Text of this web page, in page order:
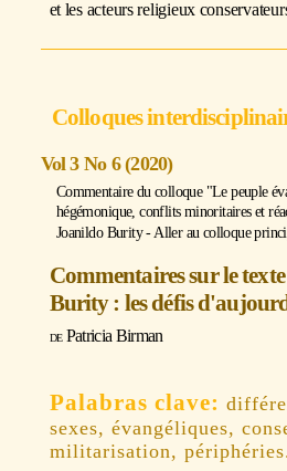
et les acteurs religieux
Colloques
Vol 3 No 6 (2020)
Commentaire du colloque "Le peuple
hégémonique, conflits minoritaires et
Joanildo Burity-Aller au colloque
Commentaires sur le
Burity : les défis
Patricia Birman
sexes, évangéliques,
militarisation,